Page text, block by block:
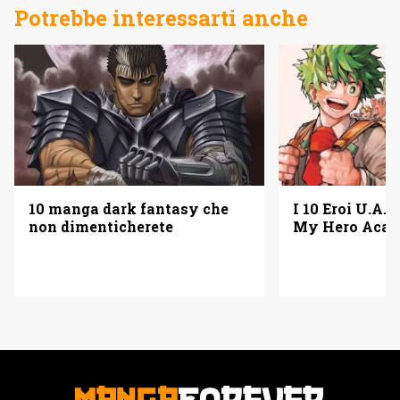
Potrebbe interessarti anche
10 manga dark fantasy che
non dimenticherete
I 10 Eroi U.A.
My Hero